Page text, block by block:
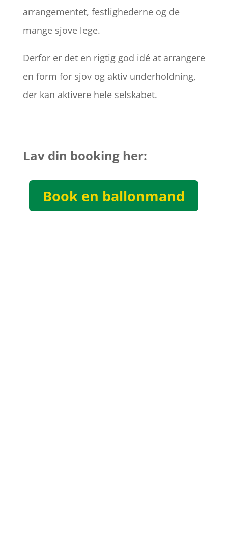
arrangementet, festlighederne og de
mange sjove lege.
Derfor er det en rigtig god idé at arrangere
en form for sjov og aktiv underholdning,
der kan aktivere hele selskabet.
Lav din booking her:
Book en ballonmand